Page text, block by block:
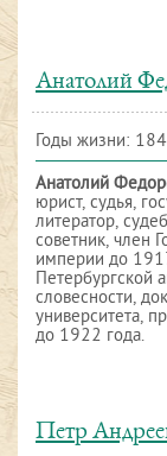
Анатолий
Годы жизни:
Анатолий
юрист, судья,
литератор,
советник, член
империи до
Петербургской
словесности,
университета,
до 1922 года.
Петр